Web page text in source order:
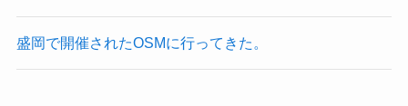
盛岡で開催されたOSMに行ってきた。